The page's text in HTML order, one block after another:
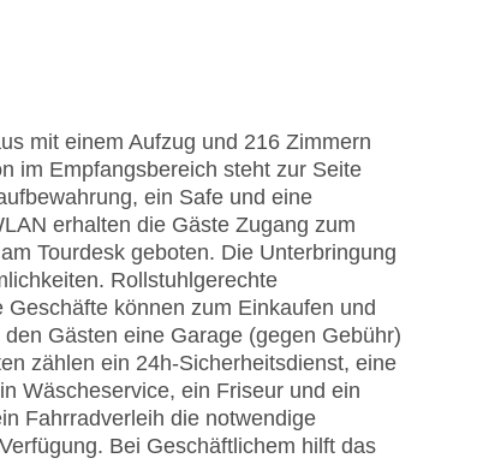
mit einem Aufzug und 216 Zimmern
im Empfangsbereich steht zur Seite
ein Safe und eine
erhalten die Gäste Zugang zum
Tourdesk geboten. Die Unterbringung
Rollstuhlgerechte
können zum Einkaufen und
Gästen eine Garage (gegen Gebühr)
zählen ein 24h-Sicherheitsdienst, eine
Wäscheservice, ein Friseur und ein
Fahrradverleih die notwendige
Bei Geschäftlichem hilft das